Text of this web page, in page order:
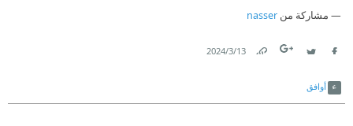
مشاركة من nasser
13‏/3‏/2024
أوافق